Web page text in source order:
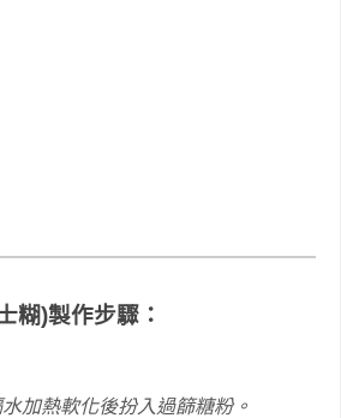
糊)製作步驟：
加熱軟化後扮入過篩糖粉。